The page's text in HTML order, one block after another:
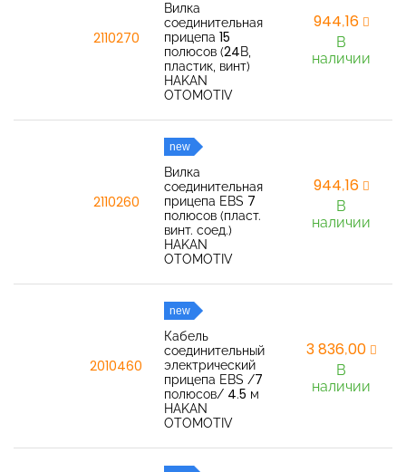
2110270
Вилка
соединительная
прицепа 15
полюсов (24В,
пластик, винт)
HAKAN
OTOMOTIV
944,16
В
наличии
2110260
new
Вилка
соединительная
прицепа EBS 7
полюсов (пласт.
винт. соед.)
HAKAN
OTOMOTIV
944,16
В
наличии
2010460
new
Кабель
соединительный
электрический
прицепа EBS /7
полюсов/ 4.5 м
HAKAN
OTOMOTIV
3 836,00
В
наличии